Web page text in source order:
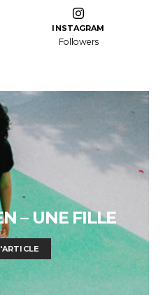
INSTAGRAM
Followers
– UNE FILLE